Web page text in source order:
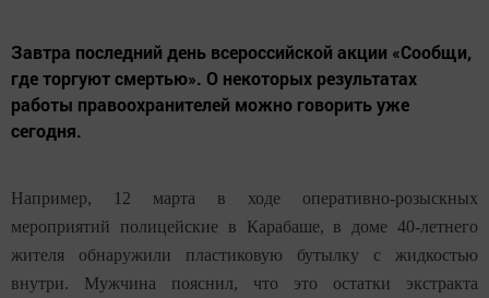
Завтра последний день всероссийской акции «Сообщи,
где торгуют смертью». О некоторых результатах
работы правоохранителей можно говорить уже
сегодня.
Например, 12 марта в ходе оперативно-розыскных
мероприятий полицейские в Карабаше, в доме 40-летнего
жителя обнаружили пластиковую бутылку с жидкостью
внутри. Мужчина пояснил, что это остатки экстракта